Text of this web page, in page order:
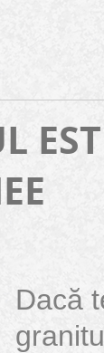
Dacă